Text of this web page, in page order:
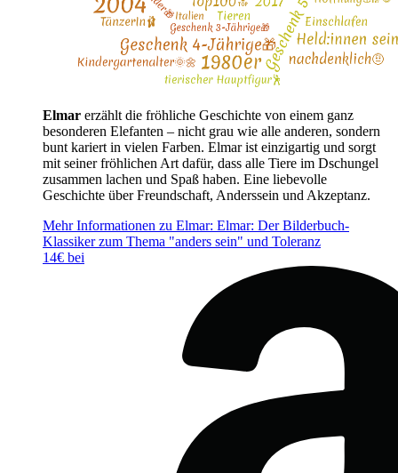
Elmar erzählt die fröhliche Geschichte von einem ganz
besonderen Elefanten – nicht grau wie alle anderen, sondern
bunt kariert in vielen Farben. Elmar ist einzigartig und sorgt
mit seiner fröhlichen Art dafür, dass alle Tiere im Dschungel
zusammen lachen und Spaß haben. Eine liebevolle
Geschichte über Freundschaft, Anderssein und Akzeptanz.
Mehr Informationen zu Elmar: Elmar: Der Bilderbuch-
Klassiker zum Thema "anders sein" und Toleranz
14€ bei